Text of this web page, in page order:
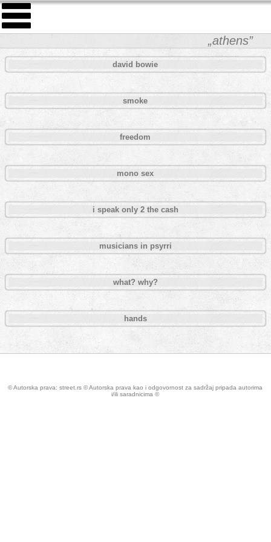
„athens”
david bowie
smoke
freedom
mono sex
i speak only 2 the cash
musicians in psyrri
what? why?
hands
© Autorska prava: street.rs © Autorska prava kao i odgovornost za sadržaj pripada autorima
i/ili saradnicima ©